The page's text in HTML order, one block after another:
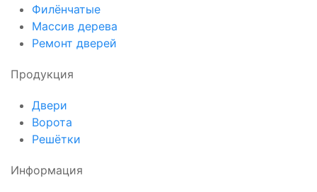
Филёнчатые
Массив дерева
Ремонт дверей
Продукция
Двери
Ворота
Решётки
Информация